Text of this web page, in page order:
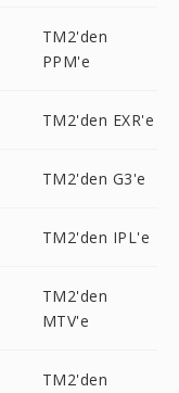
TM2'den
PPM'e
TM2'den EXR'e
TM2'den G3'e
TM2'den IPL'e
TM2'den
MTV'e
TM2'den